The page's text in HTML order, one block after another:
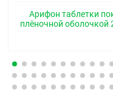
C09BA04
Нолипрел® А Би-
препарат,
индапамид.
Арифон таблетки
плёночной оболочкой